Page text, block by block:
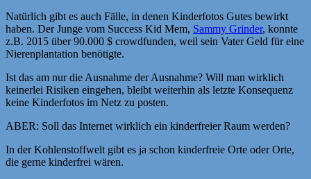
Natürlich gibt es auch Fälle, in denen Kinderfotos Gutes bewirkt
haben. Der Junge vom Success Kid Mem, Sammy Grinder, konnte
z.B. 2015 über 90.000 $ crowdfunden, weil sein Vater Geld für eine
Nierenplantation benötigte.
Ist das am nur die Ausnahme der Ausnahme? Will man wirklich
keinerlei Risiken eingehen, bleibt weiterhin als letzte Konsequenz
keine Kinderfotos im Netz zu posten.
ABER: Soll das Internet wirklich ein kinderfreier Raum werden?
In der Kohlenstoffwelt gibt es ja schon kinderfreie Orte oder Orte,
die gerne kinderfrei wären.